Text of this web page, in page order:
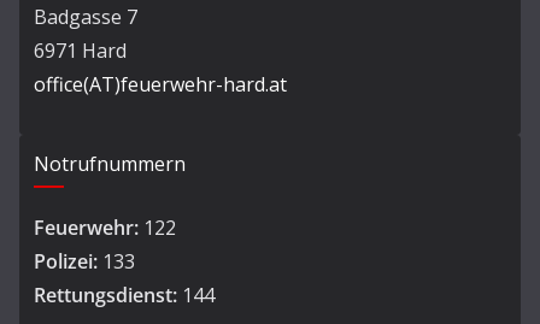
Badgasse 7
6971 Hard
office(AT)feuerwehr-hard.at
Notrufnummern
Feuerwehr: 122
Polizei: 133
Rettungsdienst: 144